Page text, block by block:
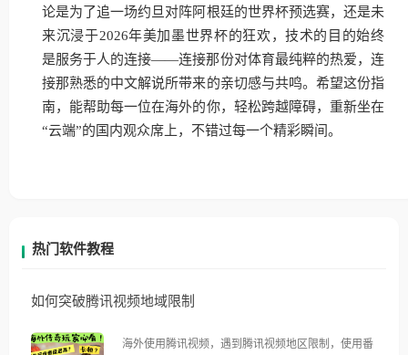
论是为了追一场约旦对阵阿根廷的世界杯预选赛，还是未
来沉浸于2026年美加墨世界杯的狂欢，技术的目的始终
是服务于人的连接——连接那份对体育最纯粹的热爱，连
接那熟悉的中文解说所带来的亲切感与共鸣。希望这份指
南，能帮助每一位在海外的你，轻松跨越障碍，重新坐在
“云端”的国内观众席上，不错过每一个精彩瞬间。
热门软件教程
如何突破腾讯视频地域限制
海外使用腾讯视频，遇到腾讯视频地区限制，使用番